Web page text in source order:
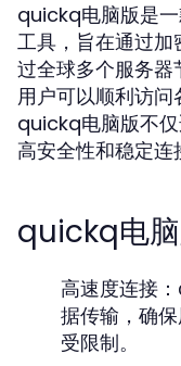
quickq电脑版是
工具，旨在通过
过全球多个服务
用户可以顺利访问
quickq电脑版不
高安全性和稳定连
quickq电
高速度连接：
据传输，确
受限制。